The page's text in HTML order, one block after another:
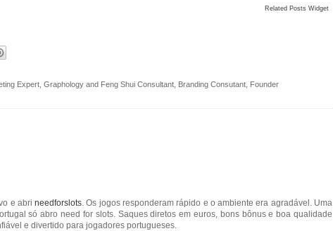
Related Posts Widget
Expert, Graphology and Feng Shui Consultant, Branding Consutant, Founder
e abrineedforslots. Os jogos responderam rápido e o ambiente era agradável. Uma
só abro need for slots. Saques diretos em euros, bons bônus e boa qualidade
e divertido para jogadores portugueses.